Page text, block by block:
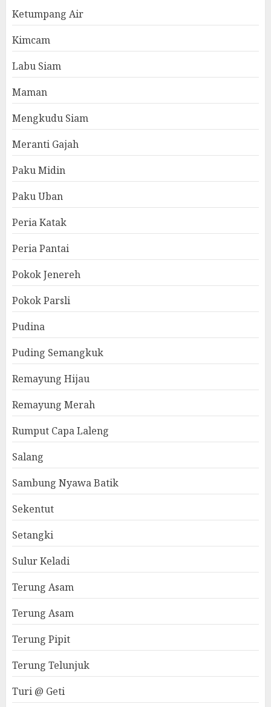
Ketumpang Air
Kimcam
Labu Siam
Maman
Mengkudu Siam
Meranti Gajah
Paku Midin
Paku Uban
Peria Katak
Peria Pantai
Pokok Jenereh
Pokok Parsli
Pudina
Puding Semangkuk
Remayung Hijau
Remayung Merah
Rumput Capa Laleng
Salang
Sambung Nyawa Batik
Sekentut
Setangki
Sulur Keladi
Terung Asam
Terung Asam
Terung Pipit
Terung Telunjuk
Turi @ Geti